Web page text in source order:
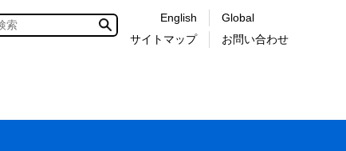
English
サイトマップ
Global
お問い合わせ